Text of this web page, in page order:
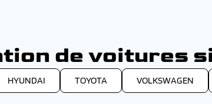
de voitures
HYUNDAI TOYOTA VOLKSWAGEN